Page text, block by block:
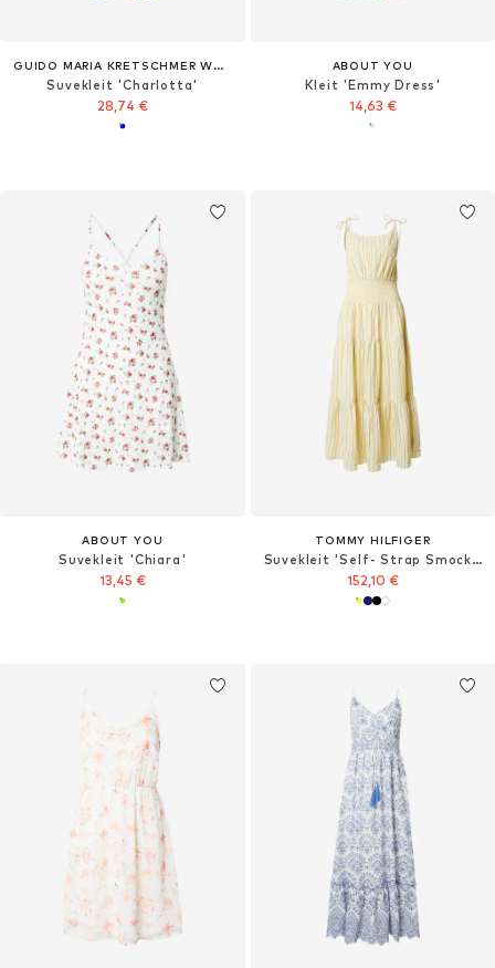
GUIDO MARIA KRETSCHMER WOMEN
Suvekleit 'Charlotta'
28,74 €
ABOUT YOU
Kleit 'Emmy Dress'
14,63 €
ABOUT YOU
Suvekleit 'Chiara'
13,45 €
TOMMY HILFIGER
Suvekleit 'Self- Strap Smock Midi'
152,10 €